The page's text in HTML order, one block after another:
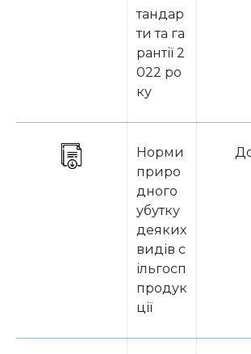
тандар
ти та га
рантії 2
022 ро
ку
Норми
приро
дного
убутку
деяких
видів с
ільгосп
продук
ції